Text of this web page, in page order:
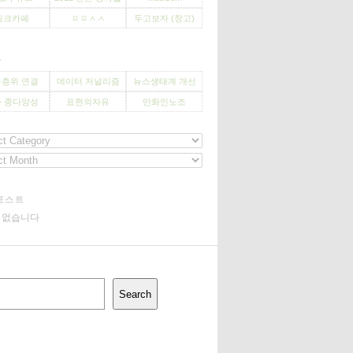
크카페 ㅍㅍㅅㅅ 두고보자 (창고)
위 연결 데이터 저널리즘 뉴스생태계 개선
종다양성 표현의자유 만화인노조
스트
없습니다
Search